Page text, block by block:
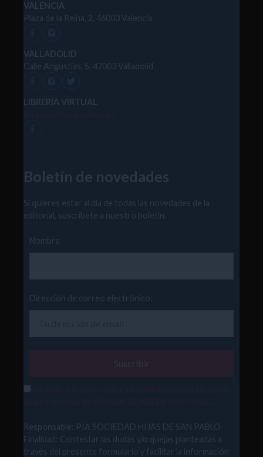
VALENCIA
Plaza de la Reina, 2, 46003 Valencia
VALLADOLID
Calle Angustias, 5, 47003 Valladolid
LIBRERÍA VIRTUAL
Boletín de novedades
Si quieres estar al día de todas las novedades de la
editorial, suscríbete a nuestro boletín.
Nombre
Dirección de correo electrónico:
Responsable: PIA SOCIEDAD HIJAS DE SAN PABLO
Finalidad: Contestar las dudas y/o quejas planteadas a
través del presente formulario y facilitar la información